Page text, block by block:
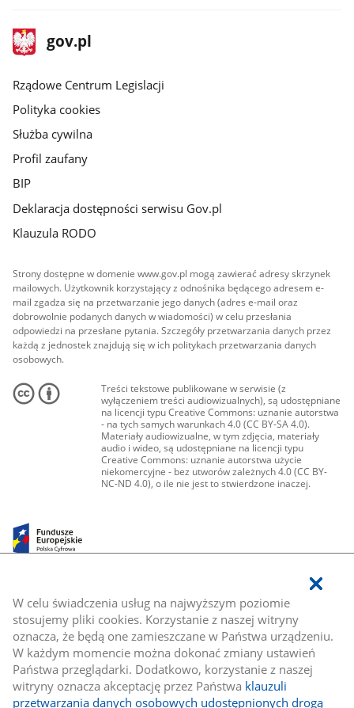
W celu świadczenia usług na najwyższym poziomie
stosujemy pliki cookies. Korzystanie z naszej witryny
oznacza, że będą one zamieszczane w Państwa urządzeniu.
W każdym momencie można dokonać zmiany ustawień
Państwa przeglądarki. Dodatkowo, korzystanie z naszej
witryny oznacza akceptację przez Państwa klauzuli
przetwarzania danych osobowych udostępnionych drogą
stopka
gov.plStrona
gov.pl
Rządowe Centrum Legislacji
Polityka cookies
Służba cywilna
Profil zaufany
BIP
Deklaracja dostępności serwisu Gov.pl
Klauzula RODO
Strony dostępne w domenie www.gov.pl mogą zawierać adresy skrzynek
mailowych. Użytkownik korzystający z odnośnika będącego adresem e-
mail zgadza się na przetwarzanie jego danych (adres e-mail oraz
dobrowolnie podanych danych w wiadomości) w celu przesłania
odpowiedzi na przesłane pytania. Szczegóły przetwarzania danych przez
każdą z jednostek znajdują się w ich politykach przetwarzania danych
osobowych.
Treści tekstowe publikowane w serwisie (z
wyłączeniem treści audiowizualnych), są udostępniane
na licencji typu Creative Commons: uznanie autorstwa
- na tych samych warunkach 4.0 (CC BY-SA 4.0).
Materiały audiowizualne, w tym zdjęcia, materiały
audio i wideo, są udostępniane na licencji typu
Creative Commons: uznanie autorstwa użycie
niekomercyjne - bez utworów zależnych 4.0 (CC BY-
NC-ND 4.0), o ile nie jest to stwierdzone inaczej.